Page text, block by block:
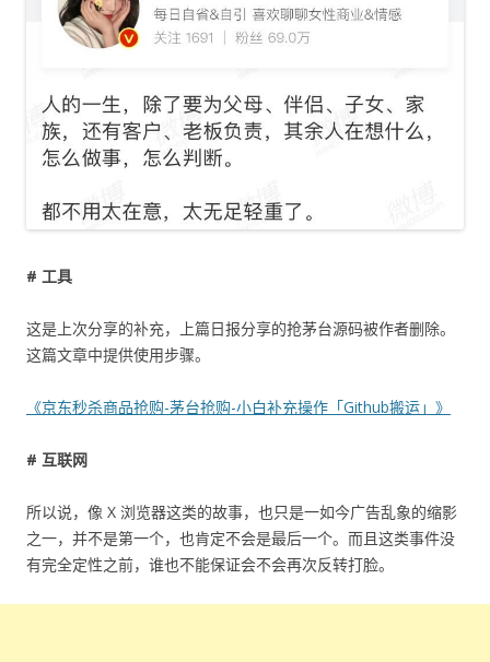
# 工具
这是上次分享的补充，上篇日报分享的抢茅台源码被作者删除。
这篇文章中提供使用步骤。
《京东秒杀商品抢购-茅台抢购-小白补充操作「Github搬运」》
# 互联网
所以说，像 X 浏览器这类的故事，也只是一如今广告乱象的缩影
之一，并不是第一个，也肯定不会是最后一个。而且这类事件没
有完全定性之前，谁也不能保证会不会再次反转打脸。